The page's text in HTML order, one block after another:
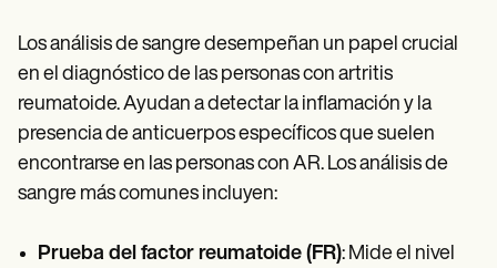
Los análisis de sangre desempeñan un papel crucial
en el diagnóstico de las personas con artritis
reumatoide. Ayudan a detectar la inflamación y la
presencia de anticuerpos específicos que suelen
encontrarse en las personas con AR. Los análisis de
sangre más comunes incluyen:
Prueba del factor reumatoide (FR): Mide el nivel